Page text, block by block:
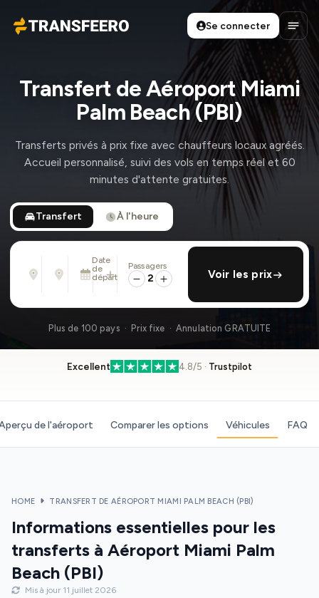
Transfeero
Se connecter
Transfert de Aéroport Miami
Palm Beach (PBI)
Transferts privés à prix fixe avec chauffeurs locaux agréés.
Accueil personnalisé, suivi des vols en temps réel et 60
minutes d'attente gratuites.
Transfert À l'heure
Adresse, aéroport, hôtel, ...
Adresse, aéroport, hôtel, ...
Date
de
départ
Lun. 10 Août · 01:45 PM
ajouter retour
Passagers
2 Voir les prix
Plus de 100 pays · Prix fixe · Annulation GRATUITE
Excellent 4.8/5 · Trustpilot
de l'aéroport Comparer les options Véhicules FAQ
HOME TRANSFERT DE AÉROPORT MIAMI PALM BEACH (PBI)
Informations essentielles pour les
transferts à Aéroport Miami Palm
Beach (PBI)
Mis à jour 11 juillet 2026